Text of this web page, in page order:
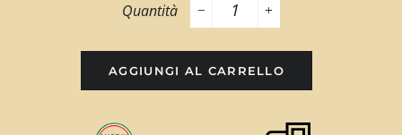
Quantità
−
+
AGGIUNGI AL CARRELLO